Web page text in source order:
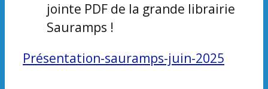
jointe PDF de la grande librairie
Sauramps !
Présentation-sauramps-juin-2025